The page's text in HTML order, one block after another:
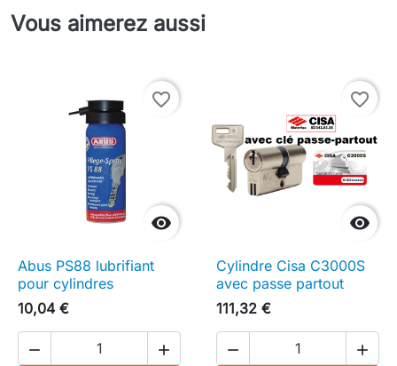
Vous aimerez aussi

favorite_border
Abus PS88 lubrifiant
pour cylindres
10,04 €
 

favorite_border
Cylindre Cisa C3000S
avec passe partout
111,32 €
 